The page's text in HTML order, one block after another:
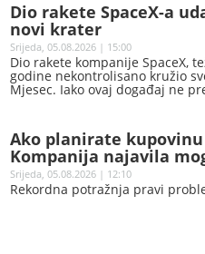
Dio rakete SpaceX-a
novi krater
Srijeda, 05.08.2026 | 15:00
Dio rakete kompanije SpaceX,
godine nekontrolisano kružio
Mjesec. Iako ovaj događaj ne
naučnici očekuju da je na
Ako planirate
Kompanija najavila
Srijeda, 05.08.2026 | 12:10
Rekordna potražnja pravi